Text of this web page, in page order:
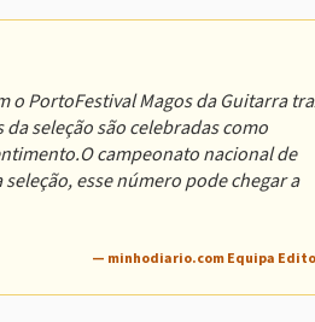
o PortoFestival Magos da Guitarra
seleção são celebradas como
campeonato nacional de
esse número pode chegar a
— minhodiario.com Equipa